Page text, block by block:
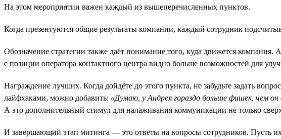
На этом мероприятии важен каждый из вышеперечисленных пунктов.
Когда презентуются общие результаты компании, каждый сотрудник
Обозначение стратегии также даёт понимание того, куда движется
с позиции оператора контактного центра видно больше возможностей для
Награждение лучших. Когда дойдёте до этого пункта, не забудьте задать
лайфхаками, можно добавить: «Думаю, у Андрея гораздо больше фишек, чем
А это дополнительный стимул для налаживания коммуникации не только
И завершающий этап митинга — это ответы на вопросы сотрудников. Пусть